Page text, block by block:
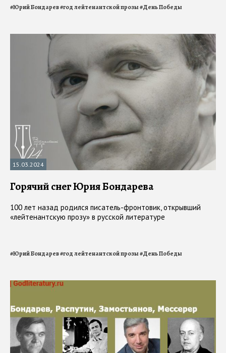
#Юрий Бондарев#год лейтенантской прозы#День Победы
15.03.2024
Горячий снег Юрия Бондарева
100 лет назад родился писатель-фронтовик, открывший
«лейтенантскую прозу» в русской литературе
#Юрий Бондарев#год лейтенантской прозы#День Победы